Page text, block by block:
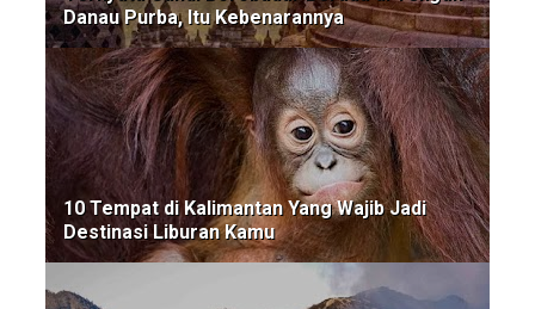
Danau Purba, Itu Kebenarannya
10 Tempat di Kalimantan Yang Wajib Jadi
Destinasi Liburan Kamu